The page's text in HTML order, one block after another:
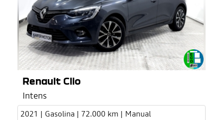
Renault Clio
Intens
2021 | Gasolina | 72.000 km | Manual